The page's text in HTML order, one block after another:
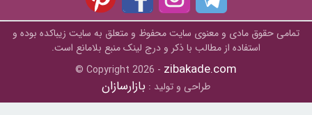
تمامی حقوق مادی و معنوی سایت محفوظ و متعلق به سايت زیباکده بوده و
استفاده از مطالب با ذکر و درج لینک منبع بلامانع است.
© Copyright 2026 - zibakade.com
طراحی و تولید : بازارسازان